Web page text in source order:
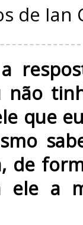
de Ian
não
que
de
ele a